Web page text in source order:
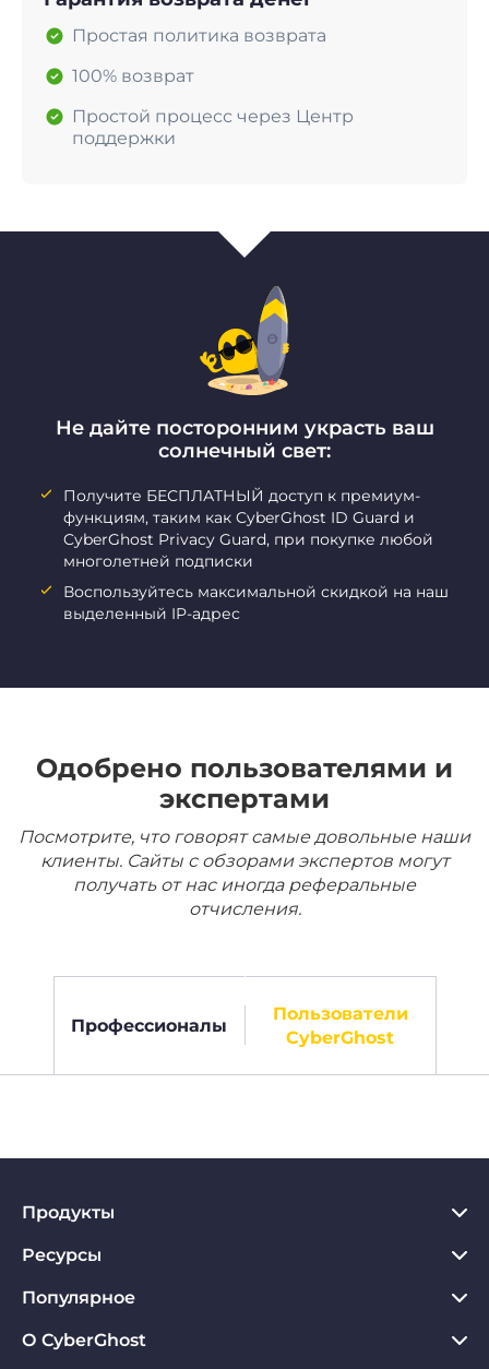
Простая политика возврата
100% возврат
Простой процесс через Центр
поддержки
Не дайте посторонним украсть ваш
солнечный свет:
Получите БЕСПЛАТНЫЙ доступ к премиум-
функциям, таким как CyberGhost ID Guard и
CyberGhost Privacy Guard, при покупке любой
многолетней подписки
Воспользуйтесь максимальной скидкой на наш
выделенный IP-адрес
Одобрено пользователями и
экспертами
Посмотрите, что говорят самые довольные наши
клиенты. Сайты с обзорами экспертов могут
получать от нас иногда реферальные
отчисления.
Профессионалы
Пользователи
CyberGhost
Продукты
VPN для PC
VPN для Chrome
VPN для Mac
Ресурсы
Что такое VPN
Хаб по конфиденциальности
Популярное
Отзывы о CyberGhost VPN
О CyberGhost